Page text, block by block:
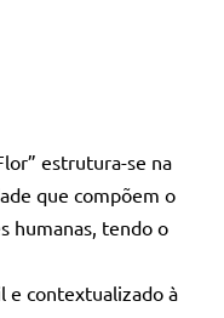
estrutura-se na
que compõem o
humanas, tendo o
e contextualizado à